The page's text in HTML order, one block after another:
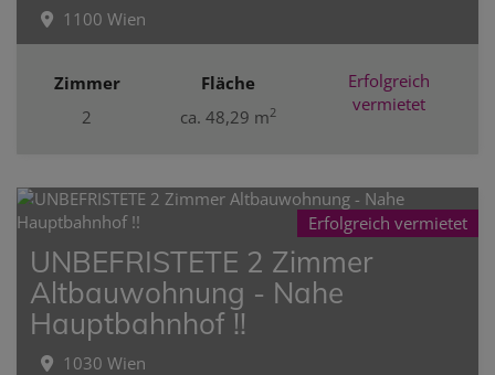
1100 Wien
Zimmer
2
Fläche
ca. 48,29 m2
Erfolgreich
vermietet
Erfolgreich vermietet
UNBEFRISTETE 2 Zimmer
Altbauwohnung - Nahe
Hauptbahnhof !!
1030 Wien